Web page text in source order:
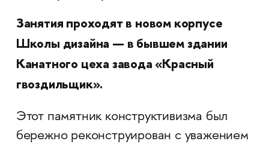
Занятия проходят в новом корпусе
Школы дизайна — в бывшем здании
Канатного цеха завода «Красный
гвоздильщик».
Этот памятник конструктивизма был
бережно реконструирован с уважением